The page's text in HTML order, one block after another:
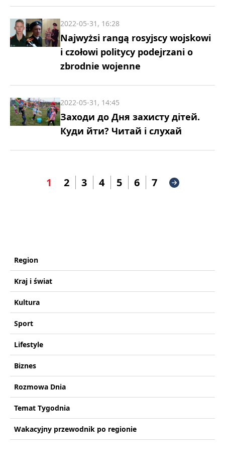
Najwyżsi rangą rosyjscy wojskowi
i czołowi politycy podejrzani o
zbrodnie wojenne
2022-05-31, 16:28
Заходи до Дня захисту дітей.
Куди йти? Читай і слухай
2022-05-31, 14:45
1 2 3 4 5 6 7
Region
Kraj i świat
Kultura
Sport
Lifestyle
Biznes
Rozmowa Dnia
Temat Tygodnia
Wakacyjny przewodnik po regionie